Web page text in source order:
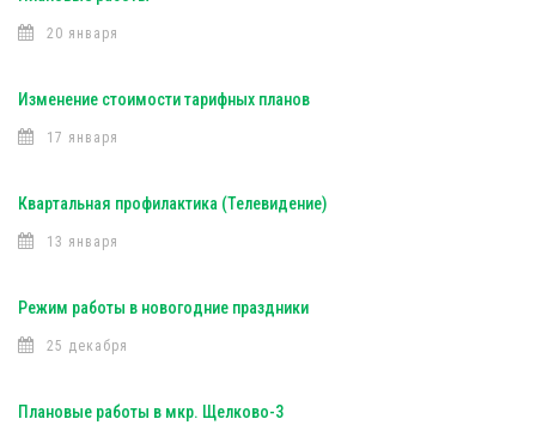
20 января
Изменение стоимости тарифных планов
17 января
Квартальная профилактика (Телевидение)
13 января
Режим работы в новогодние праздники
25 декабря
Плановые работы в мкр. Щелково-3